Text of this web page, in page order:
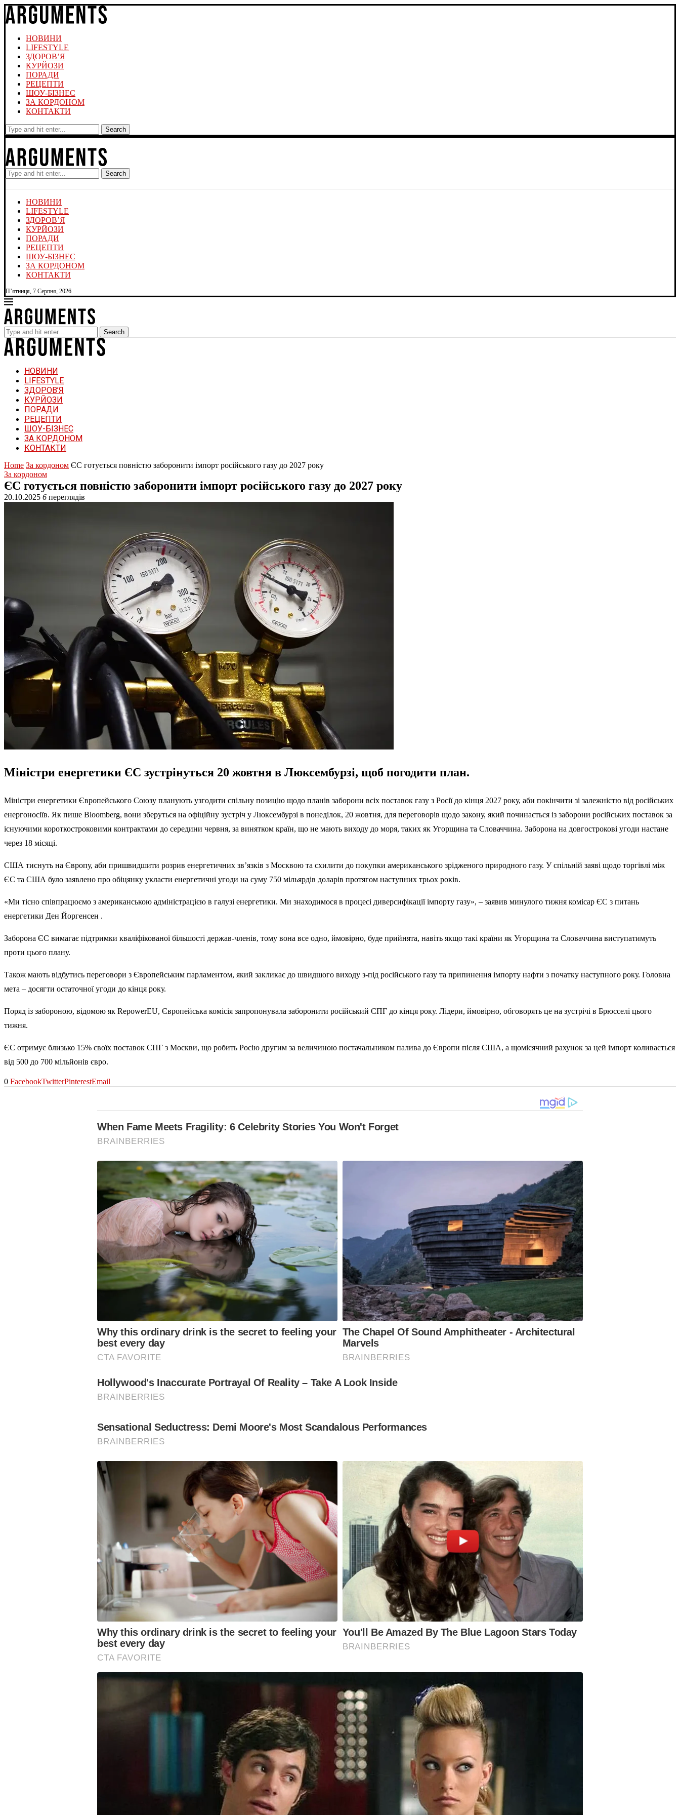
НОВИНИ
LIFESTYLE
ЗДОРОВ’Я
КУРЙОЗИ
ПОРАДИ
РЕЦЕПТИ
ШОУ-БІЗНЕС
ЗА КОРДОНОМ
КОНТАКТИ
Search
Search
НОВИНИ
LIFESTYLE
ЗДОРОВ’Я
КУРЙОЗИ
ПОРАДИ
РЕЦЕПТИ
ШОУ-БІЗНЕС
ЗА КОРДОНОМ
КОНТАКТИ
П’ятниця, 7 Серпня, 2026
Search
НОВИНИ
LIFESTYLE
ЗДОРОВ’Я
КУРЙОЗИ
ПОРАДИ
РЕЦЕПТИ
ШОУ-БІЗНЕС
ЗА КОРДОНОМ
КОНТАКТИ
Home За кордоном ЄС готується повністю заборонити імпорт російського газу до 2027 року
За кордоном
ЄС готується повністю заборонити імпорт російського газу до 2027 року
20.10.2025 6 переглядів
Міністри енергетики ЄС зустрінуться 20 жовтня в Люксембурзі, щоб погодити план.
Міністри енергетики Європейського Союзу планують узгодити спільну позицію щодо планів заборони всіх поставок газу з Росії до кінця 2027 року, аби покінчити зі залежністю від російських
енергоносіїв. Як пише Bloomberg, вони зберуться на офіційну зустріч у Люксембурзі в понеділок, 20 жовтня, для переговорів щодо закону, який починається із заборони російських поставок за
існуючими короткостроковими контрактами до середини червня, за винятком країн, що не мають виходу до моря, таких як Угорщина та Словаччина. Заборона на довгострокові угоди настане
через 18 місяці.
США тиснуть на Європу, аби пришвидшити розрив енергетичних зв’язків з Москвою та схилити до покупки американського зрідженого природного газу. У спільній заяві щодо торгівлі між
ЄС та США було заявлено про обіцянку укласти енергетичні угоди на суму 750 мільярдів доларів протягом наступних трьох років.
«Ми тісно співпрацюємо з американською адміністрацією в галузі енергетики. Ми знаходимося в процесі диверсифікації імпорту газу», – заявив минулого тижня комісар ЄС з питань
енергетики Ден Йоргенсен .
Заборона ЄС вимагає підтримки кваліфікованої більшості держав-членів, тому вона все одно, ймовірно, буде прийнята, навіть якщо такі країни як Угорщина та Словаччина виступатимуть
проти цього плану.
Також мають відбутись переговори з Європейським парламентом, який закликає до швидшого виходу з-під російського газу та припинення імпорту нафти з початку наступного року. Головна
мета – досягти остаточної угоди до кінця року.
Поряд із забороною, відомою як RepowerEU, Європейська комісія запропонувала заборонити російський СПГ до кінця року. Лідери, ймовірно, обговорять це на зустрічі в Брюсселі цього
тижня.
ЄС отримує близько 15% своїх поставок СПГ з Москви, що робить Росію другим за величиною постачальником палива до Європи після США, а щомісячний рахунок за цей імпорт коливається
від 500 до 700 мільйонів євро.
0 FacebookTwitterPinterestEmail